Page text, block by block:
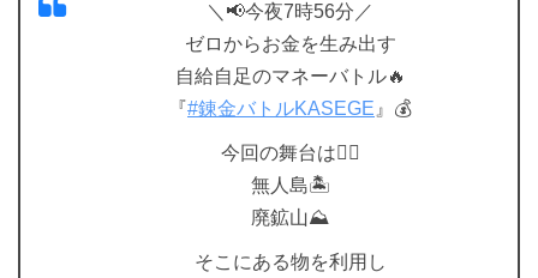
＼📢今夜7時56分／
ゼロからお金を生み出す
自給自足のマネーバトル🔥
『#錬金バトルKASEGE 』💰
今回の舞台は👇🏼
無人島🏝
廃鉱山⛰
そこにある物を利用し